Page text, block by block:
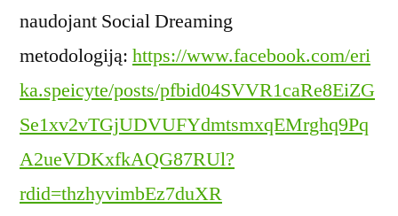
naudojant Social Dreaming
metodologiją: https://www.facebook.com/eri
ka.speicyte/posts/pfbid04SVVR1caRe8EiZG
Se1xv2vTGjUDVUFYdmtsmxqEMrghq9Pq
A2ueVDKxfkAQG87RUl?
rdid=thzhyvimbEz7duXR